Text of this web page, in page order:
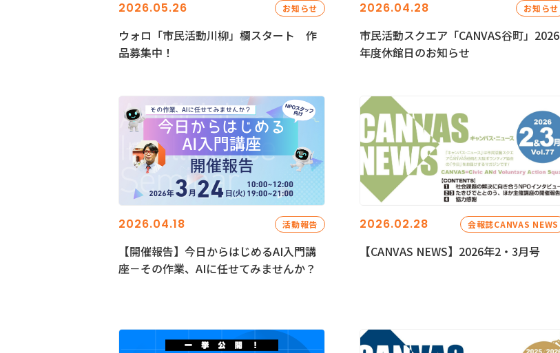
2026.05.26 お知らせ
ウォロ「市民活動川柳」欄スタート 作
品募集中！
2026.04.28 お知らせ
市民活動スクエア「CANVAS谷町」2026
年度休館日のお知らせ
2026.04.18 活動報告
【開催報告】今日からはじめるAI入門講
座－その作業、AIに任せてみませんか？
2026.02.28 会報誌CANVAS NEWS
【CANVAS NEWS】2026年2・3月号